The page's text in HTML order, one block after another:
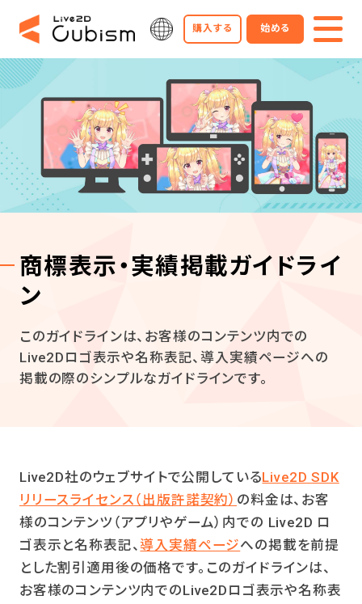
購入する 始める
商標表示・実績掲載ガイドライ
ン
このガイドラインは、お客様のコンテンツ内での
Live2Dロゴ表示や名称表記、導入実績ページへの
掲載の際のシンプルなガイドラインです。
Live2D社のウェブサイトで公開しているLive2D SDK
リリースライセンス（出版許諾契約） の料金は、お客
様のコンテンツ（アプリやゲーム）内での Live2D ロ
ゴ表示と名称表記、導入実績ページへの掲載を前提
とした割引適用後の価格です。このガイドラインは、
お客様のコンテンツ内でのLive2Dロゴ表示や名称表